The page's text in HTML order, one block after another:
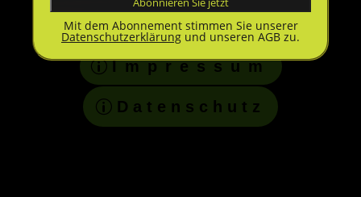
Impressum
Datenschutz
Mit dem Abonnement stimmen Sie unserer
Datenschutzerklärung und unseren AGB zu.